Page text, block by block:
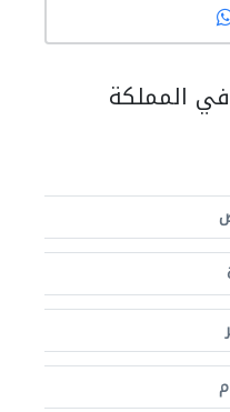
المملكة